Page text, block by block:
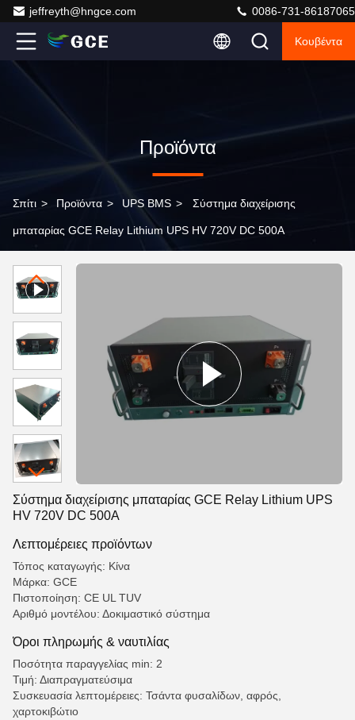
jeffreyth@hngce.com 0086-731-86187065
Κουβέντα
Προϊόντα
Σπίτι > Προϊόντα > UPS BMS > Σύστημα διαχείρισης
μπαταρίας GCE Relay Lithium UPS HV 720V DC 500A
Σύστημα διαχείρισης μπαταρίας GCE Relay Lithium UPS
HV 720V DC 500A
Λεπτομέρειες προϊόντων
Τόπος καταγωγής: Κίνα
Μάρκα: GCE
Πιστοποίηση: CE UL TUV
Αριθμό μοντέλου: Δοκιμαστικό σύστημα
Όροι πληρωμής & ναυτιλίας
Ποσότητα παραγγελίας min: 2
Τιμή: Διαπραγματεύσιμα
Συσκευασία λεπτομέρειες: Τσάντα φυσαλίδων, αφρός,
χαρτοκιβώτιο